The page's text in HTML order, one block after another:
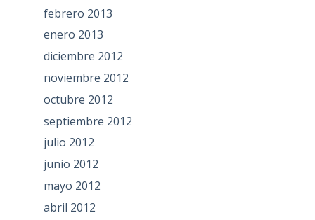
febrero 2013
enero 2013
diciembre 2012
noviembre 2012
octubre 2012
septiembre 2012
julio 2012
junio 2012
mayo 2012
abril 2012